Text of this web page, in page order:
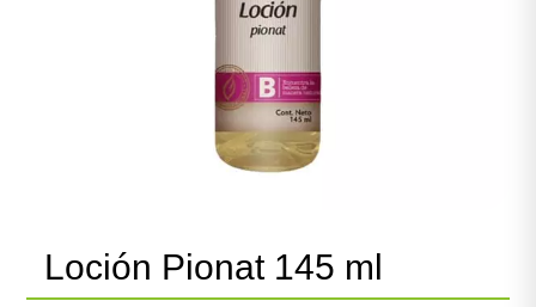
Loción Pionat 145 ml